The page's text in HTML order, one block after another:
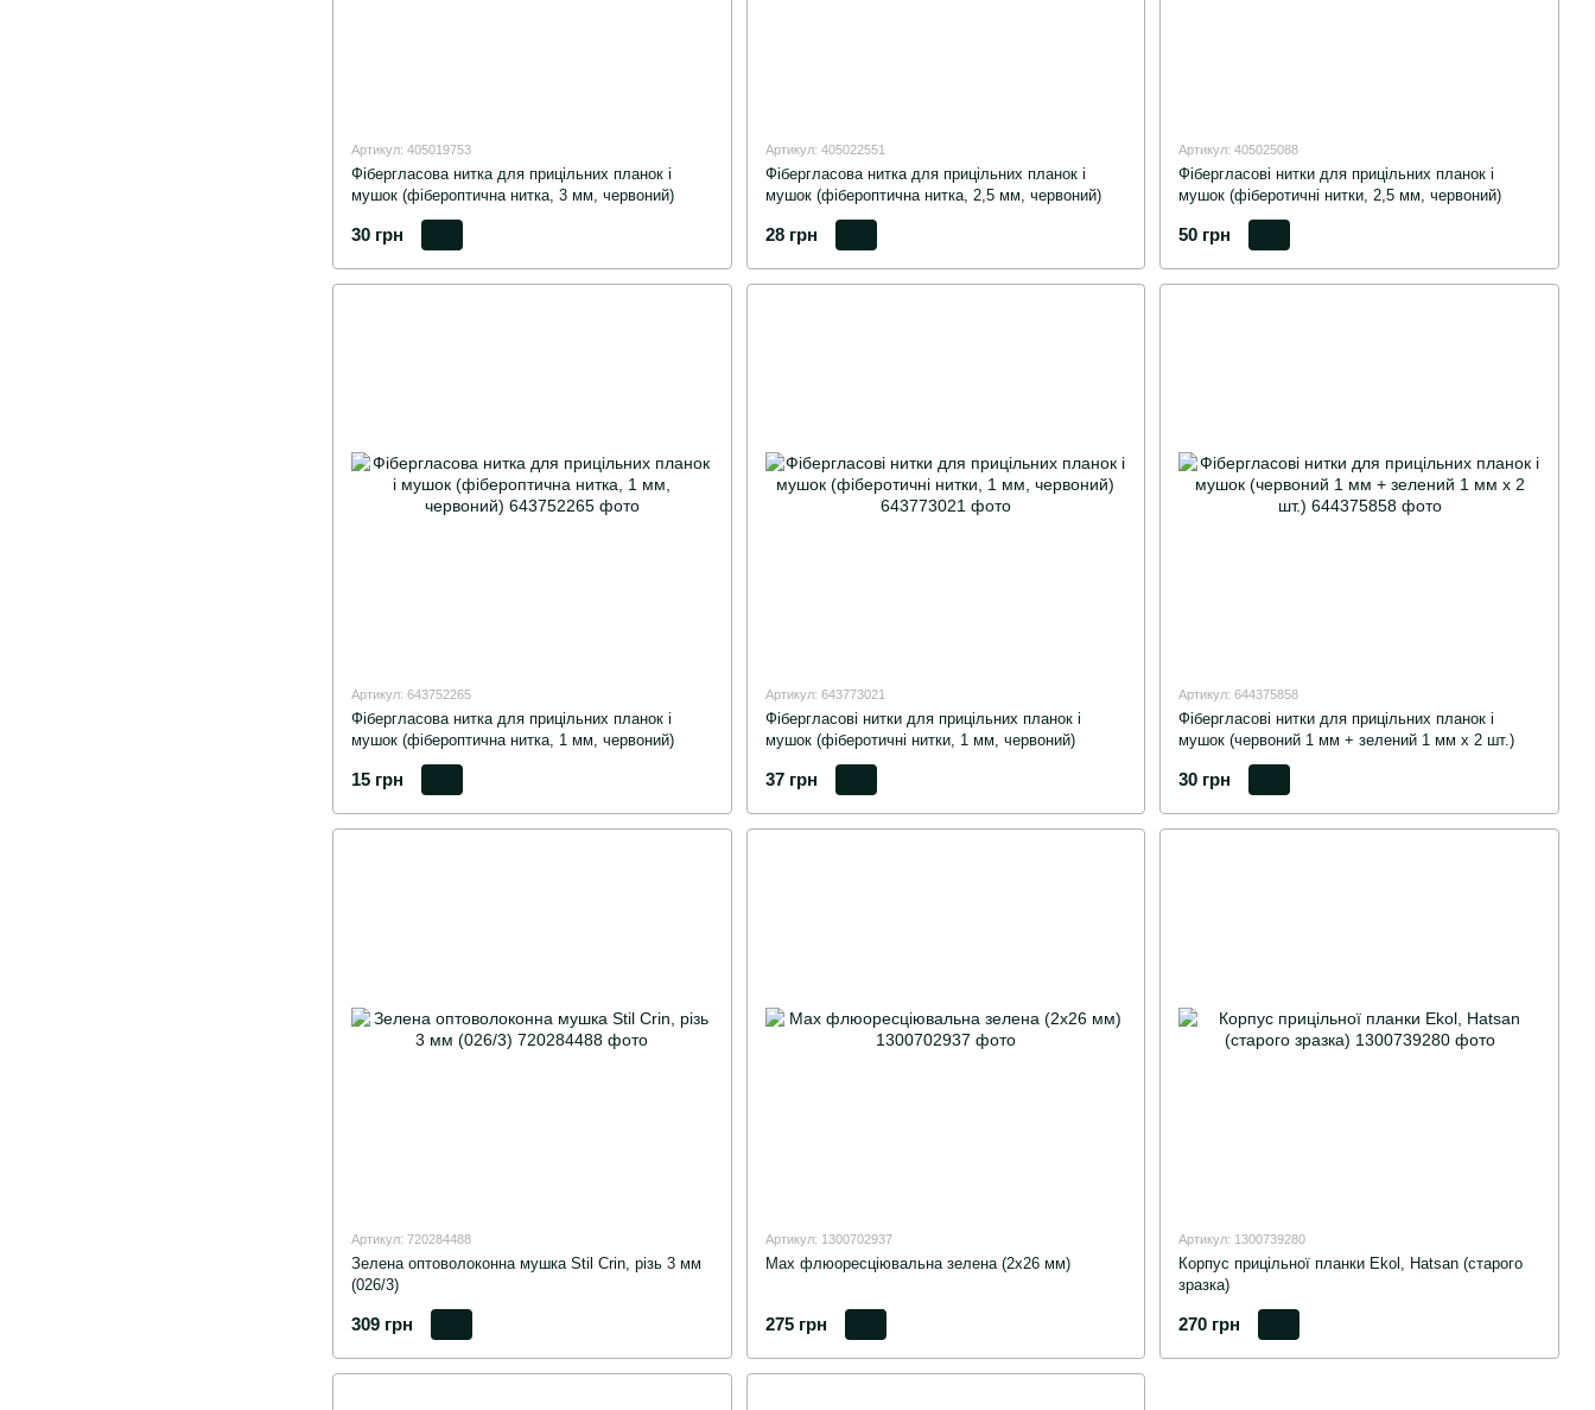
Артикул: 405019753
Фібергласова нитка для прицільних планок і
мушок (фібероптична нитка, 3 мм, червоний)
30 грн
Артикул: 405022551
Фібергласова нитка для прицільних планок і
мушок (фібероптична нитка, 2,5 мм, червоний)
28 грн
Артикул: 405025088
Фібергласові нитки для прицільних планок і
мушок (фіберотичні нитки, 2,5 мм, червоний)
50 грн
Артикул: 643752265
Фібергласова нитка для прицільних планок і
мушок (фібероптична нитка, 1 мм, червоний)
15 грн
Артикул: 643773021
Фібергласові нитки для прицільних планок і
мушок (фіберотичні нитки, 1 мм, червоний)
37 грн
Артикул: 644375858
Фібергласові нитки для прицільних планок і
мушок (червоний 1 мм + зелений 1 мм х 2 шт.)
30 грн
Артикул: 720284488
Зелена оптоволоконна мушка Stil Crin, різь 3 мм
(026/3)
309 грн
Артикул: 1300702937
Мах флюоресціювальна зелена (2х26 мм)
275 грн
Артикул: 1300739280
Корпус прицільної планки Ekol, Hatsan (старого
зразка)
270 грн